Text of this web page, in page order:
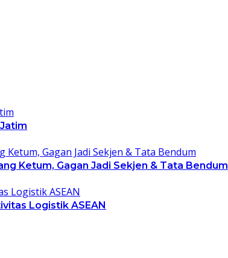
Ketum, Gagan Jadi Sekjen & Tata Bendum
Logistik ASEAN